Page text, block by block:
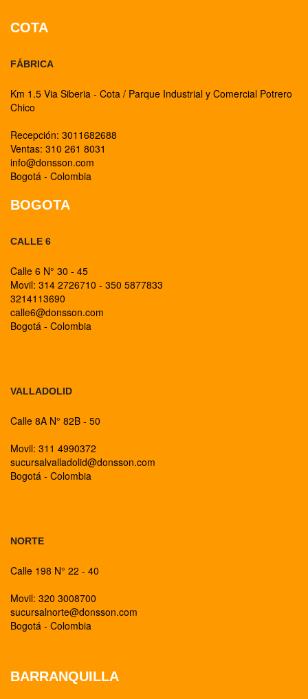
COTA
FÁBRICA
Km 1.5 Via Siberia - Cota / Parque Industrial y Comercial Potrero
Chico
Recepción: 3011682688
Ventas: 310 261 8031
info@donsson.com
Bogotá - Colombia
BOGOTA
CALLE 6
Calle 6 N° 30 - 45
Movil: 314 2726710 - 350 5877833
3214113690
calle6@donsson.com
Bogotá - Colombia
VALLADOLID
Calle 8A N° 82B - 50
Movil: 311 4990372
sucursalvalladolid@donsson.com
Bogotá - Colombia
NORTE
Calle 198 N° 22 - 40
Movil: 320 3008700
sucursalnorte@donsson.com
Bogotá - Colombia
BARRANQUILLA